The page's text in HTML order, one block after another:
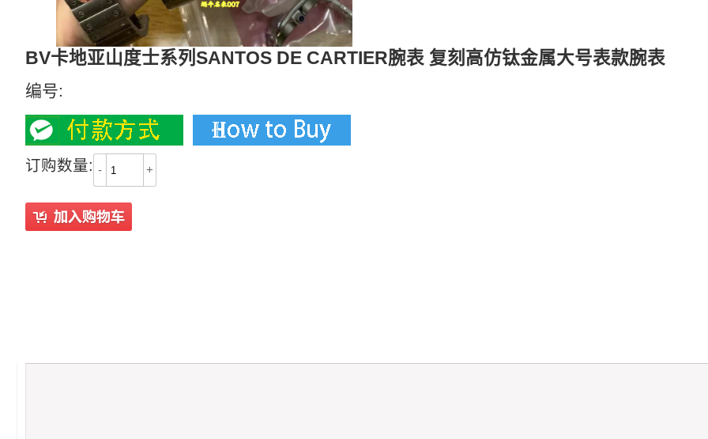
BV卡地亚山度士系列SANTOS DE CARTIER腕表 复刻高仿钛金属大号表款腕表
编号:
订购数量: - +